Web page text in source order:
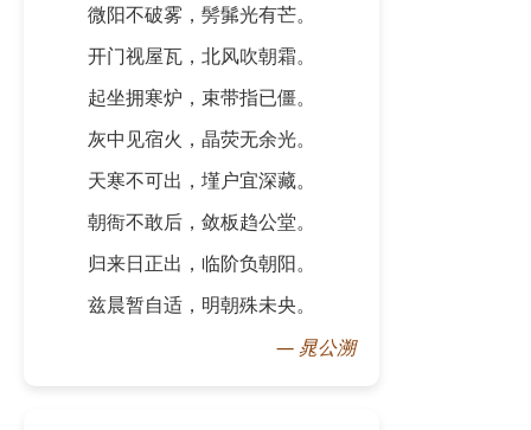
微阳不破雾，髣髴光有芒。
开门视屋瓦，北风吹朝霜。
起坐拥寒炉，束带指已僵。
灰中见宿火，晶荧无余光。
天寒不可出，墐户宜深藏。
朝衙不敢后，敛板趋公堂。
归来日正出，临阶负朝阳。
兹晨暂自适，明朝殊未央。
— 晁公溯